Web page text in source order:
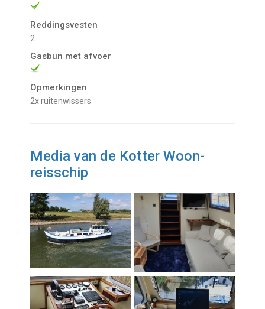
Reddingsvesten
2
Gasbun met afvoer
Opmerkingen
2x ruitenwissers
Media van de Kotter Woon-
reisschip